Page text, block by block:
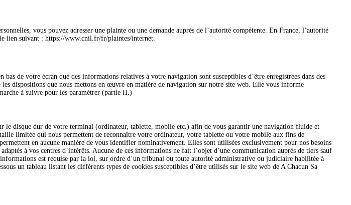
vous pouvez adresser une plainte ou une demande auprès de l’autorité compétente. En France, l’autorité
lien suivant : https://www.cnil.fr/fr/plaintes/internet.
de votre écran que des informations relatives à votre navigation sont susceptibles d’être enregistrées dans des
dispositions que nous mettons en œuvre en matière de navigation sur notre site web. Elle vous informe
à suivre pour les paramétrer (partie II.)
le disque dur de votre terminal (ordinateur, tablette, mobile etc.) afin de vous garantir une navigation fluide et
limitée qui nous permettent de reconnaître votre ordinateur, votre tablette ou votre mobile aux fins de
en aucune manière de vous identifier nominativement. Elles sont utilisées exclusivement pour nos besoins
à vos centres d’intérêts. Aucune de ces informations ne fait l’objet d’une communication auprès de tiers sauf
est requise par la loi, sur ordre d’un tribunal ou toute autorité administrative ou judiciaire habilitée à
un tableau listant les différents types de cookies susceptibles d’être utilisés sur le site web de A Chacun Sa